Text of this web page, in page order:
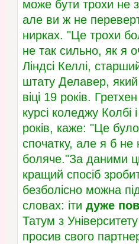
може бути трохи не
але ви ж не
нирках. "Це трохи
не так сильно, як я
Ліндсі Келлі,
штату Делавер,
віці 19 років.
курсі коледжу
років, каже: "Це
спочатку, але я б не
боляче."За даними
кращий спосіб
безболісно можна
словах: іти дуже
Татум з
просив свого